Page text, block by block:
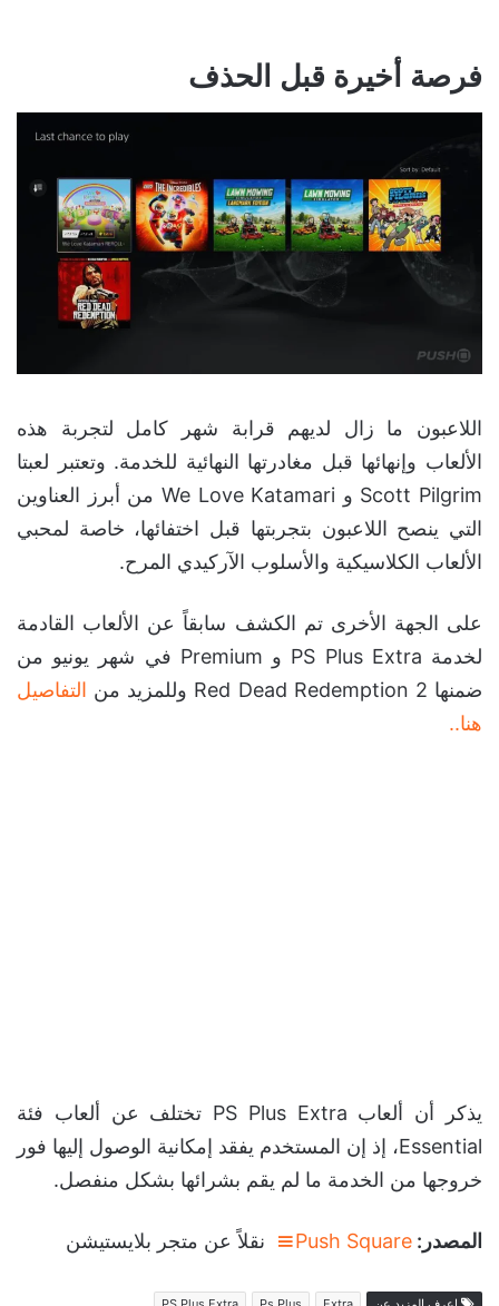
فرصة أخيرة قبل الحذف
اللاعبون ما زال لديهم قرابة شهر كامل لتجربة هذه
الألعاب وإنهائها قبل مغادرتها النهائية للخدمة. وتعتبر لعبتا
Scott Pilgrim و We Love Katamari من أبرز العناوين
التي ينصح اللاعبون بتجربتها قبل اختفائها، خاصة لمحبي
الألعاب الكلاسيكية والأسلوب الآركيدي المرح.
على الجهة الأخرى تم الكشف سابقاً عن الألعاب القادمة
لخدمة PS Plus Extra و Premium في شهر يونيو من
ضمنها Red Dead Redemption 2 وللمزيد من
التفاصيل
هنا..
يذكر أن ألعاب PS Plus Extra تختلف عن ألعاب فئة
Essential، إذ إن المستخدم يفقد إمكانية الوصول إليها فور
خروجها من الخدمة ما لم يقم بشرائها بشكل منفصل.
المصدر: Push Square نقلاً عن متجر بلايستيشن